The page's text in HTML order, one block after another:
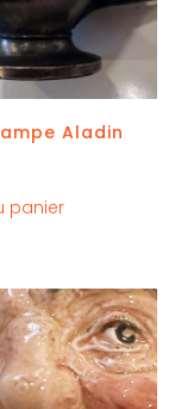
Aladin
panier